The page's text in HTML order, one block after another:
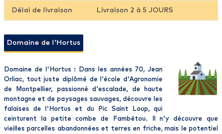
Délai de livraison Livraison 2 à 5 JOURS
Domaine de l'Hortus
Domaine de l'Hortus : Dans les années 70, Jean
Orliac, tout juste diplômé de l'école d'Agronomie
de Montpellier, passionné d'escalade, de haute
montagne et de paysages sauvages, découvre les
falaises de l'Hortus et du Pic Saint Loup, qui
ceinturent la petite combe de Fambétou. Il n'y découvre que
vieilles parcelles abandonnées et terres en friche, mais le potentiel